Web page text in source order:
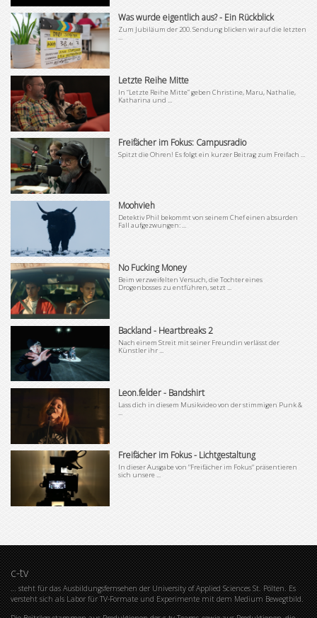
Was wurde eigentlich aus? - Ein Rückblick
Zum Jubiläum der 200. Sendung blicken wir auf die letzten
...
Letzte Reihe Mitte
In “Letzte Reihe Mitte” geben Christine, Maru, Nathalie,
Katharina und ...
Freifächer im Fokus: Campusradio
Spitzt die Ohren! Es folgt ein kurzer Beitrag zum Freifach ...
Moohvieh
Detektiv Phil bekommt von seinem Chef einen absurden
Fall aufgezwungen: ...
No Fucking Money
Beim verzweifelten Versuch, die Tochter eines
Drogenbosses zu entführen, setzt ...
Backland - Heartbreaks 2
Nach einem Streit mit seiner Freundin verlässt der
Künstler ihr ...
Leon.felder - Bandshirt
Lass dich in diesem Musikvideo von der stimmigen Punk &
...
Freifächer im Fokus - Lichtgestaltung
In dieser Ausgabe von "Freifächer im Fokus" präsentieren
sich unsere ...
c-tv
… steht für das Ausbildungsfernsehen der University of Applied Sciences St. Pölten. Es
versteht sich als Labor für TV-Formate und Experimente mit dem Medium Bewegtbild.